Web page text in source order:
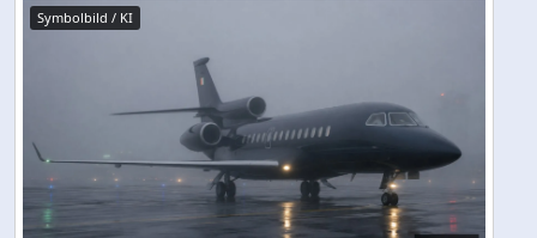
Symbolbild / KI